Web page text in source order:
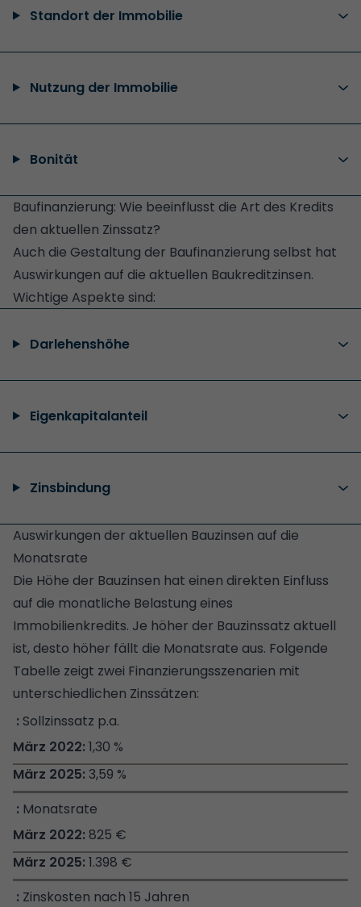
Standort der Immobilie
Nutzung der Immobilie
Bonität
Baufinanzierung: Wie beeinflusst die Art des Kredits
den aktuellen Zinssatz?
Auch die Gestaltung der Baufinanzierung selbst hat
Auswirkungen auf die aktuellen Baukreditzinsen.
Wichtige Aspekte sind:
Darlehenshöhe
Eigenkapitalanteil
Zinsbindung
Auswirkungen der aktuellen Bauzinsen auf die
Monatsrate
Die Höhe der Bauzinsen hat einen direkten Einfluss
auf die monatliche Belastung eines
Immobilienkredits. Je höher der Bauzinssatz aktuell
ist, desto höher fällt die Monatsrate aus. Folgende
Tabelle zeigt zwei Finanzierungsszenarien mit
unterschiedlichen Zinssätzen:
Sollzinssatz p.a.
1,30 %
3,59 %
Monatsrate
825 €
1.398 €
Zinskosten nach 15 Jahren